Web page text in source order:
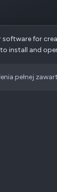
for
install and
pełnej